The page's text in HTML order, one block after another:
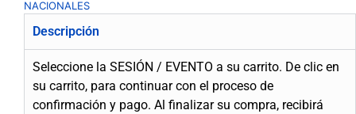
NACIONALES
Descripción
Seleccione la SESIÓN / EVENTO a su carrito. De clic en
su carrito, para continuar con el proceso de
confirmación y pago. Al finalizar su compra, recibirá